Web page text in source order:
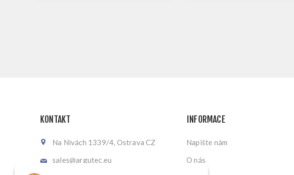
KONTAKT
Na Nivách 1339/4, Ostrava CZ
sales@argutec.eu
INFORMACE
Napište nám
O nás